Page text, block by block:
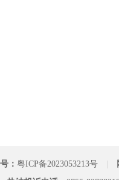
： 粤ICP备2023053213号